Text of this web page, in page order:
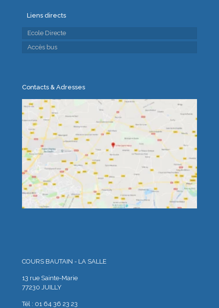
Liens directs
Ecole Directe
Accès bus
Contacts & Adresses
COURS BAUTAIN - LA SALLE
13 rue Sainte-Marie
77230 JUILLY
Tél : 01 64 36 23 23